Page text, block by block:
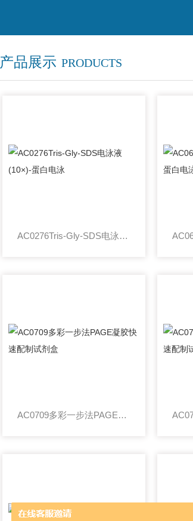
产品展示 PRODUCTS
AC0276Tris-Gly-SDS电泳液(10×)-蛋白电泳
AC0709多彩一步法PAGE凝胶快速配制试剂盒